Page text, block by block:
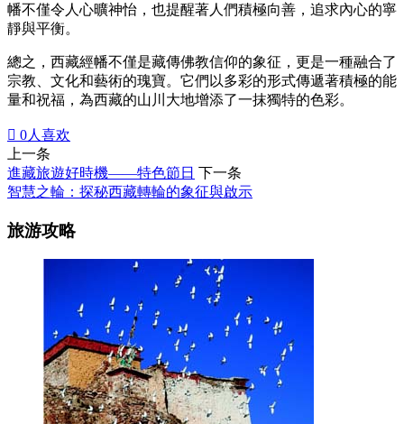
幡不僅令人心曠神怡，也提醒著人們積極向善，追求內心的寧
靜與平衡。
總之，西藏經幡不僅是藏傳佛教信仰的象征，更是一種融合了
宗教、文化和藝術的瑰寶。它們以多彩的形式傳遞著積極的能
量和祝福，為西藏的山川大地增添了一抹獨特的色彩。
 0人喜欢
上一条
進藏旅遊好時機——特色節日 下一条
智慧之輪：探秘西藏轉輪的象征與啟示
旅游攻略